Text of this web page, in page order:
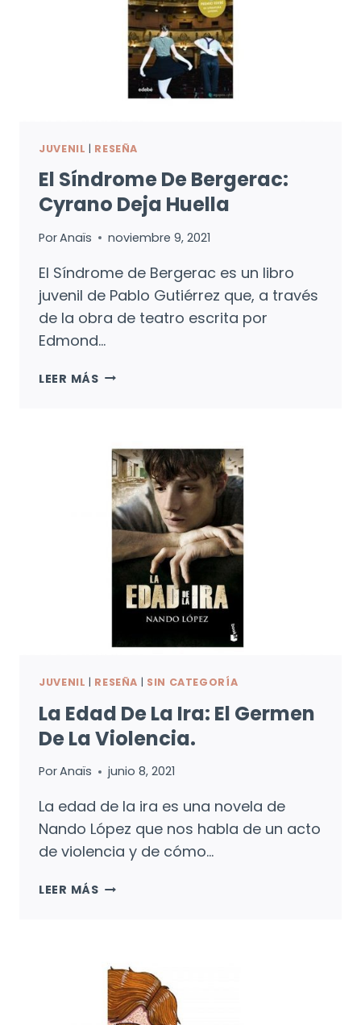
JUVENIL | RESEÑA
El Síndrome De Bergerac:
Cyrano Deja Huella
PorAnaïs noviembre 9, 2021
El Síndrome de Bergerac es un libro
juvenil de Pablo Gutiérrez que, a través
de la obra de teatro escrita por
Edmond…
LEER MÁSEL
CYRANO
DEJA
HUELLA
JUVENIL | RESEÑA | SIN CATEGORÍA
La Edad De La Ira: El Germen
De La Violencia.
PorAnaïs junio 8, 2021
La edad de la ira es una novela de
Nando López que nos habla de un acto
de violencia y de cómo…
LEER MÁSLA
EL
GERMEN
DE